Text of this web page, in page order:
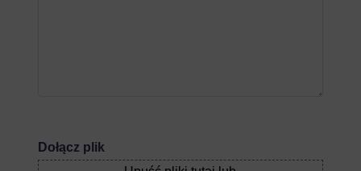
Dołącz plik